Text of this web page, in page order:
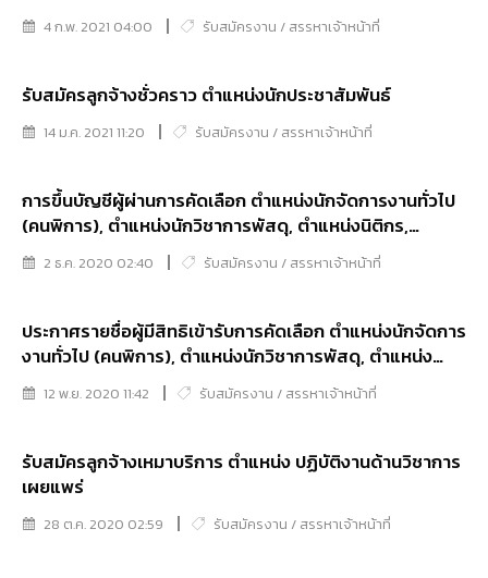
4 ก.พ. 2021 04:00 รับสมัครงาน / สรรหาเจ้าหน้าที่
รับสมัครลูกจ้างชั่วคราว ตำแหน่งนักประชาสัมพันธ์
14 ม.ค. 2021 11:20 รับสมัครงาน / สรรหาเจ้าหน้าที่
การขึ้นบัญชีผู้ผ่านการคัดเลือก ตำแหน่งนักจัดการงานทั่วไป
(คนพิการ), ตำแหน่งนักวิชาการพัสดุ, ตำแหน่งนิติกร,
ตำแหน่งนักนิติวิทยาศาสตร์ และตำแหน่งช่างภาพการแพทย์
2 ธ.ค. 2020 02:40 รับสมัครงาน / สรรหาเจ้าหน้าที่
ประกาศรายชื่อผู้มีสิทธิเข้ารับการคัดเลือก ตำแหน่งนักจัดการ
งานทั่วไป (คนพิการ), ตำแหน่งนักวิชาการพัสดุ, ตำแหน่ง
นิติกร, ตำแหน่งนักนิติวิทยาศาสตร์ และตำแหน่งช่างภาพการ
แพทย์12 พ.ย. 2020 11:42 รับสมัครงาน / สรรหาเจ้าหน้าที่
รับสมัครลูกจ้างเหมาบริการ ตำแหน่ง ปฏิบัติงานด้านวิชาการ
เผยแพร่
28 ต.ค. 2020 02:59 รับสมัครงาน / สรรหาเจ้าหน้าที่